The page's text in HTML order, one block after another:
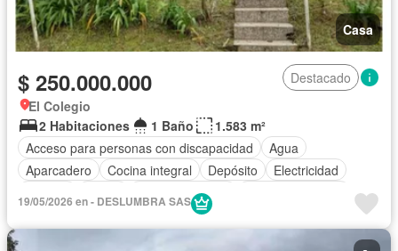
Casa
$ 250.000.000
Destacado
El Colegio
2 Habitaciones
1 Baño
1.583 m²
Acceso para personas con discapacidad
Agua
Aparcadero
Cocina integral Depósito
Electricidad
Tanque de agua
19/05/2026 en - DESLUMBRA SAS